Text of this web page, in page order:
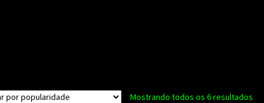
Mostrando todos os 6 resultados